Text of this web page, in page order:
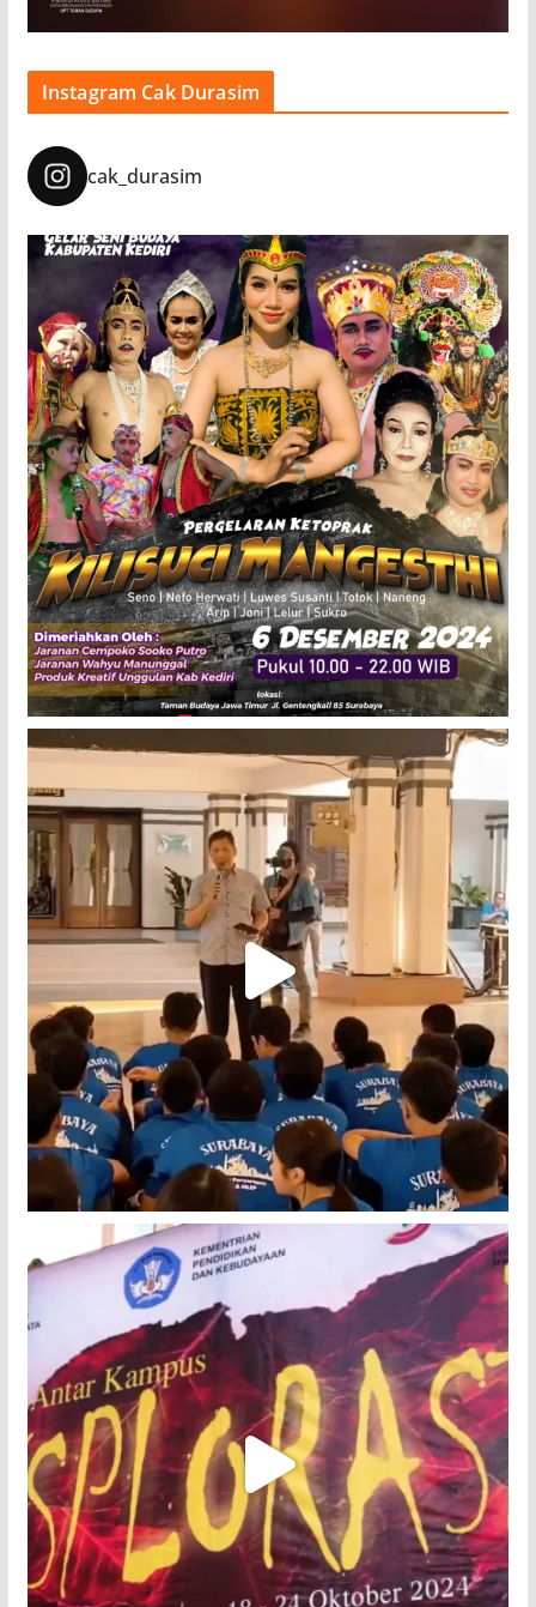
Instagram Cak Durasim
cak_durasim